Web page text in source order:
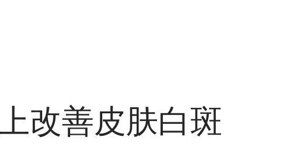
改善皮肤白斑